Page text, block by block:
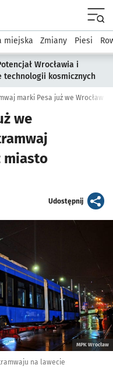
Komunikacja
miejska Zmiany Piesi
Wrocławia i
technologii kosmicznych
marki Pesa już we Wrocławiu
we
miasto
Udostępnijartykuł
MPK Wrocław
na lawecie